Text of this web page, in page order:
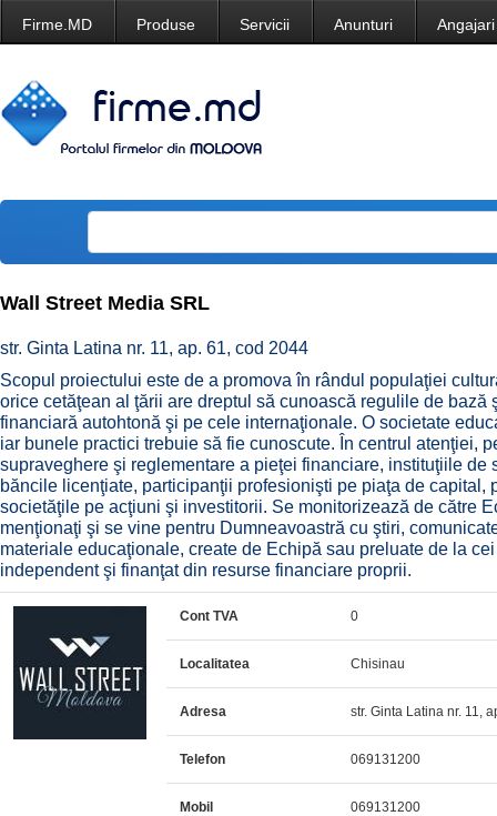
Firme.MD Produse Servicii Anunturi Angajari
Wall Street Media SRL
str. Ginta Latina nr. 11, ap. 61, cod 2044
Scopul proiectului este de a promova în rândul populaţiei
orice cetăţean al ţării are dreptul să cunoască regulile de bază
financiară autohtonă şi pe cele internaţionale. O societate
iar bunele practici trebuie să fie cunoscute. În centrul atenţiei,
supraveghere şi reglementare a pieţei financiare, instituţiile de
băncile licenţiate, participanţii profesionişti pe piaţa de
societăţile pe acţiuni şi investitorii. Se monitorizează de către
menţionaţi şi se vine pentru Dumneavoastră cu ştiri,
materiale educaţionale, create de Echipă sau preluate de la
independent şi finanţat din resurse financiare proprii.
Cont TVA 0
Localitatea Chisinau
Adresa str. Ginta Latina nr. 11,
Telefon 069131200
Mobil 069131200